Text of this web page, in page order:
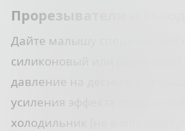
Прорезыватели и холод
Дайте малышу специальный
силиконовый или
давление на дёсны и
усиления эффекта положите
холодильник (не в